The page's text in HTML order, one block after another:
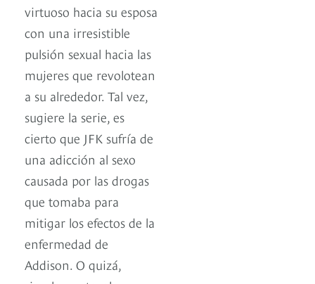
virtuoso hacia su esposa
con una irresistible
pulsión sexual hacia las
mujeres que revolotean
a su alrededor. Tal vez,
sugiere la serie, es
cierto que JFK sufría de
una adicción al sexo
causada por las drogas
que tomaba para
mitigar los efectos de la
enfermedad de
Addison. O quizá,